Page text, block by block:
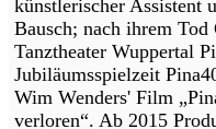
künstlerischer Assistent
Bausch; nach ihrem
Tanztheater Wuppertal
Jubiläumsspielzeit
Wim Wenders' Film
verloren“. Ab 2015